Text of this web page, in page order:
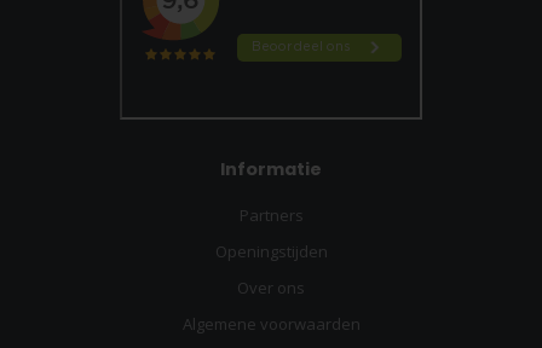
Informatie
Partners
Openingstijden
Over ons
Algemene voorwaarden